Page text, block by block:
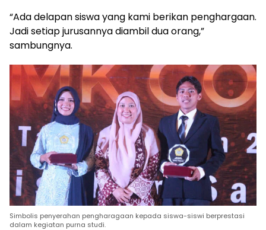
“Ada delapan siswa yang kami berikan penghargaan.
Jadi setiap jurusannya diambil dua orang,”
sambungnya.
Simbolis penyerahan pengharagaan kepada siswa-siswi berprestasi
dalam kegiatan purna studi.